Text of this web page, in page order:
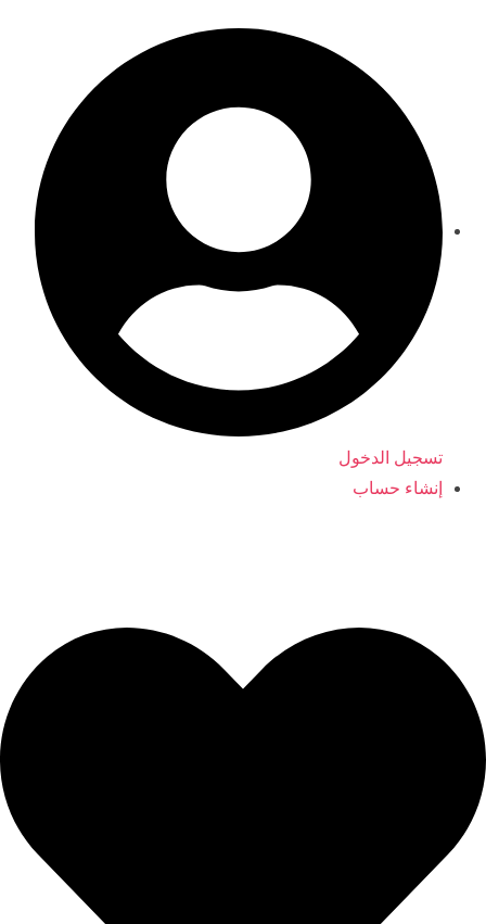
تسجيل الدخول
إنشاء حساب